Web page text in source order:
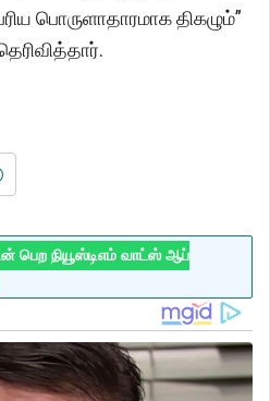
பொருளாதாரமாக திகழும்”
பெற நியூஸ்டிஎம் வாட்ஸ் ஆப்